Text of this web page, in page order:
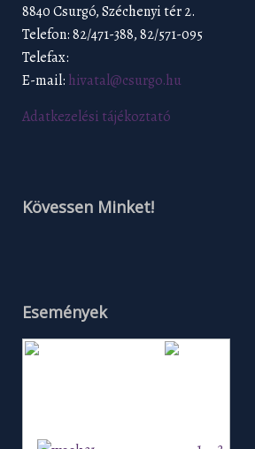
8840 Csurgó, Széchenyi tér 2.
Telefon: 82/471-388, 82/571-095
Telefax:
E-mail: hivatal@csurgo.hu
Adatkezelési tájékoztató
Kövessen Minket!
Események